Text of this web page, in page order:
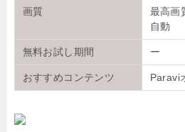
画質
最高画
自動
無料お試し期間 ー
おすすめコンテンツ Paravi